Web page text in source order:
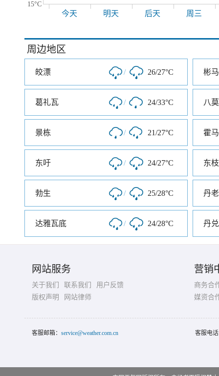
15°C
今天 明天 后天 周三
周边地区
皎漂 / 26/27°C 彬
葛礼瓦 / 24/33°C 八莫
景栋 / 21/27°C 霍
东吁 / 24/27°C 东
勃生 / 25/28°C 丹老
达雅瓦底 / 24/28°C 丹兑
网站服务
关于我们 联系我们
用户反馈
版权声明
网站律师
营销
商务合
媒资合
客服邮箱： service@weather.com.cn 客服电